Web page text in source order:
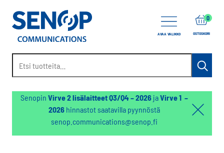
AVAA VALIKKO OSTOSKORI
0items
Senopin Virve 2 lisälaitteet Q3/Q4 – 2026jaVirve 1 –
2026hinnastot saatavilla pyynnöstä
senop.communications@senop.fi